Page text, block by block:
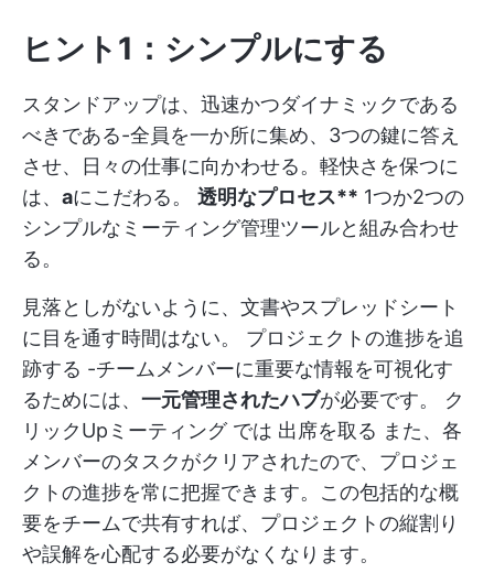
ヒント1：シンプルにする
スタンドアップは、迅速かつダイナミックである
べきである-全員を一か所に集め、3つの鍵に答え
させ、日々の仕事に向かわせる。軽快さを保つに
は、 aにこだわる。 透明なプロセス** 1つか2つの
シンプルなミーティング管理ツールと組み合わせ
る。
見落としがないように、文書やスプレッドシート
に目を通す時間はない。 プロジェクトの進捗を追
跡する -チームメンバーに重要な情報を可視化す
るためには、 一元管理されたハブが必要です。 ク
リックUpミーティングでは 出席を取る また、各
メンバーのタスクがクリアされたので、プロジェ
クトの進捗を常に把握できます。この包括的な概
要をチームで共有すれば、プロジェクトの縦割り
や誤解を心配する必要がなくなります。